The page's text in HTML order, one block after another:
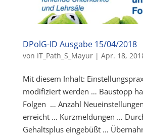
DPolG-ID Ausgabe 15/04/2018
von IT_Path_S_Mayur| Apr. 18,
Mit diesem Inhalt:
modifiziert werden … Baustopp
Folgen … Anzahl
erreicht … Kurzmeldungen …
Gehaltsplus eingebüßt …